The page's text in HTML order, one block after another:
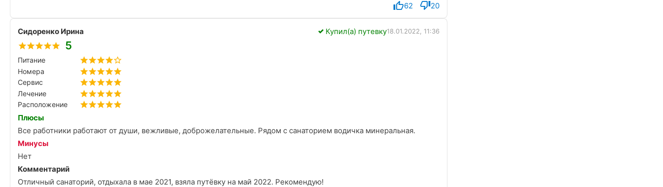
62
20
Сидоренко Ирина Купил(а) путевку18.01.2022, 11:36
5
Питание
Номера
Сервис
Лечение
Расположение
Плюсы
Все работники работают от души, вежливые, доброжелательные. Рядом с санаторием водичка минеральная.
Минусы
Нет
Комментарий
Отличный санаторий, отдыхала в мае 2021, взяла путёвку на май 2022. Рекомендую!